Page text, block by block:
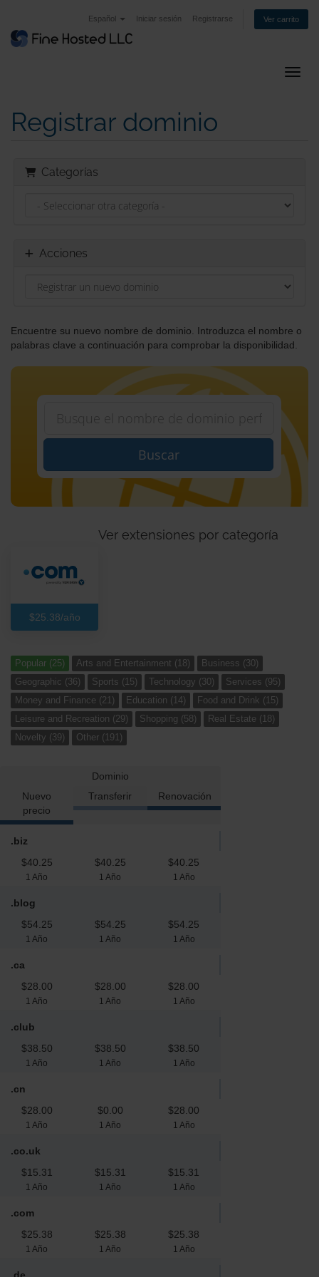
Español Iniciar sesión Registrarse Ver carrito
Registrar dominio
Categorías
Acciones
Encuentre su nuevo nombre de dominio. Introduzca el nombre o
palabras clave a continuación para comprobar la disponibilidad.
Buscar
$25.38/año
Ver extensiones por categoría
Popular (25) Arts and Entertainment (18)
Business (30)
Geographic (36)
Sports (15) Technology (30)
Services (95)
Money and Finance (21)
Education (14)
Food and Drink (15)
Leisure and Recreation (29)
Shopping (58)
Real Estate (18)
Novelty (39)
Other (191)
Dominio
Nuevo
precio
Transferir Renovación
.biz
$40.25
1 Año
$40.25
1 Año
$40.25
1 Año
.blog
$54.25
1 Año
$54.25
1 Año
$54.25
1 Año
.ca
$28.00
1 Año
$28.00
1 Año
$28.00
1 Año
.club
$38.50
1 Año
$38.50
1 Año
$38.50
1 Año
.cn
$28.00
1 Año
$0.00
1 Año
$28.00
1 Año
.co.uk
$15.31
1 Año
$15.31
1 Año
$15.31
1 Año
.com
$25.38
1 Año
$25.38
1 Año
$25.38
1 Año